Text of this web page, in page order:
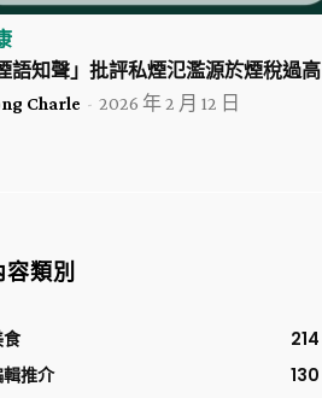
語知聲」批評私煙氾濫源於煙稅過高
Charle - 2026 年 2 月 12 日
容類別
214
推介
130